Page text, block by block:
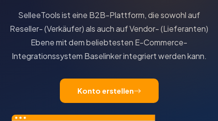
SelleeTools ist eine B2B-Plattform, die sowohl auf
Reseller- (Verkäufer) als auch auf Vendor- (Lieferanten)
Ebene mit dem beliebtesten E-Commerce-
Integrationssystem Baselinker integriert werden kann.
Konto erstellen